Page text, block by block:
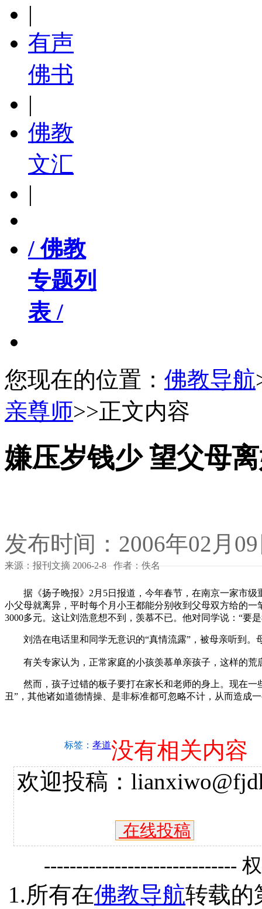
|
有声
佛书
|
佛教
文汇
|
/ 佛教
专题列
表 /
您现在的位置： 佛教导航
亲尊师>>正文内容
嫌压岁钱少 望父母
发布时间：2006年02月
来源：报刊文摘 2006-2-8 作者：佚名
据《扬子晚报》2月5日报道，今年春节，在南京一家市级
小父母就离异，平时每个月小王都能分别收到父母双方给的
3000多元。这让刘浩意想不到，羡慕不已。他对同学说：“要
刘浩在电话里和同学无意识的“真情流露”，被母亲听到。
有关专家认为，正常家庭的小孩羡慕单亲孩子，这样的荒
然而，孩子过错的板子要打在家长和老师的身上。现在一
丑”，其他诸如道德情操、是非标准都可忽略不计，从而造成
标签： 孝道没有相关内容
欢迎投稿：
在线投稿
------------------------------
1.所有在佛教导航转载的